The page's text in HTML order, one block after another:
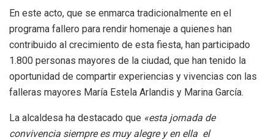
En este acto, que se enmarca tradicionalmente en el
programa fallero para rendir homenaje a quienes han
contribuido al crecimiento de esta fiesta, han participado
1.800 personas mayores de la ciudad, que han tenido la
oportunidad de compartir experiencias y vivencias con las
falleras mayores María Estela Arlandis y Marina García.
La alcaldesa ha destacado que «esta jornada de
convivencia siempre es muy alegre y en ella el